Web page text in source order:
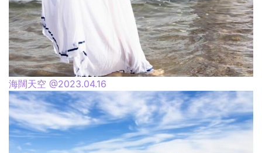
海闊天空 @2023.04.16